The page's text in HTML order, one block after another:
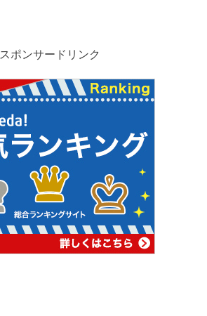
スポンサードリンク